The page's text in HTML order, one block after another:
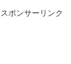
スポンサーリンク